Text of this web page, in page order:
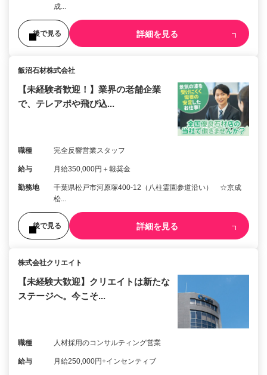
成...
後で見る 詳細を見る
飯沼石材株式会社
【未経験者歓迎！】業界の老舗企業
で、テレアポや飛び込...
職種 完全反響営業スタッフ
給与 月給350,000円＋報奨金
勤務地
千葉県松戸市河原塚400-12（八柱霊園参道沿い） ☆京成
松...
後で見る 詳細を見る
株式会社クリエイト
【未経験大歓迎】クリエイトは新たな
ステージへ。今こそ...
職種 人材採用のコンサルティング営業
給与 月給250,000円+インセンティブ